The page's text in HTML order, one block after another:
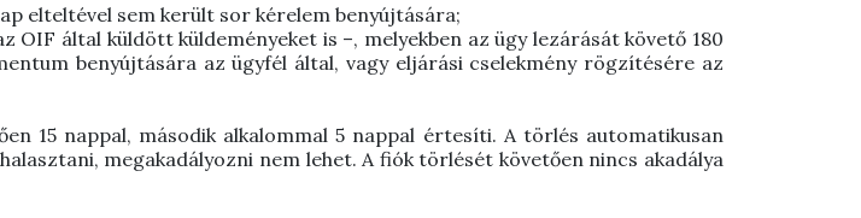
elteltével sem került sor kérelem benyújtására;
által küldött küldeményeket is –, melyekben az ügy lezárását követő 180
benyújtására az ügyfél által, vagy eljárási cselekmény rögzítésére az
15 nappal, második alkalommal 5 nappal értesíti. A törlés automatikusan
megakadályozni nem lehet.A fiók törlését követően nincs akadálya